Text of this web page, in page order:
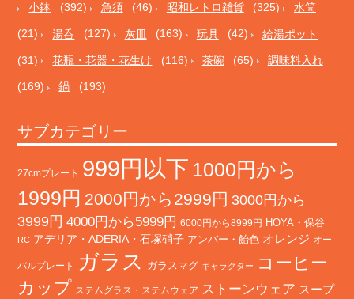
小鉢 (392) 急須 (46) 昭和レトロ雑貨 (325) 水筒
(21) 湯呑 (127) 灰皿 (163) 玩具 (42) 給湯ポット
(31) 花瓶・花器・花生け (116) 茶碗 (65) 調味料入れ
(169) 鍋 (193)
サブカテゴリー
27cmプレート 999円以下 1000円から
1999円 2000円から2999円 3000円から
3999円 4000円から5999円 6000円から8999円 HOYA・保谷
RC アデリア・ADERIA・石塚硝子 アンバー・飴色 オレンジ オー
バルプレート ガラス ガラスマグ キャラクター
コーヒー
カップ ステムグラス・ステムウェア ストーンウェア スープ